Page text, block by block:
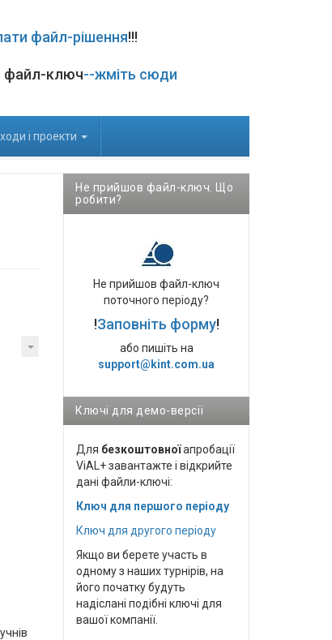
файл-рішення!!!
файл-ключ--жміть сюди
і проекти
Не прийшов файл-ключ. Що
робити?
Не прийшов файл-ключ
поточного періоду?
!Заповніть форму!
або пишіть на
support@kint.com.ua
Ключі для демо-версії
Для безкоштовноїапробації
ViAL+ завантажте і відкрийте
дані файли-ключі:
Ключ для першого періоду
Ключ для другого періоду
Якщо ви берете участь в
одному з наших турнірів, на
його початку будуть
надіслані подібні ключі для
вашої компанії.